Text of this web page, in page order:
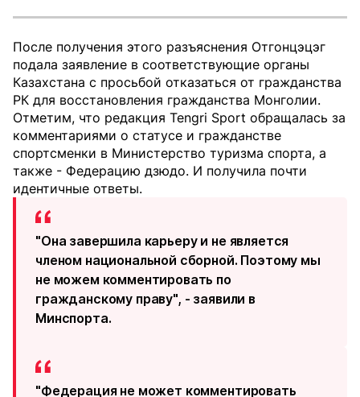
После получения этого разъяснения Отгонцэцэг
подала заявление в соответствующие органы
Казахстана с просьбой отказаться от гражданства
РК для восстановления гражданства Монголии.
Отметим, что редакция Tengri Sport обращалась за
комментариями о статусе и гражданстве
спортсменки в Министерство туризма спорта, а
также - Федерацию дзюдо. И получила почти
идентичные ответы.
"Она завершила карьеру и не является
членом национальной сборной. Поэтому мы
не можем комментировать по
гражданскому праву", - заявили в
Минспорта.
"Федерация не может комментировать